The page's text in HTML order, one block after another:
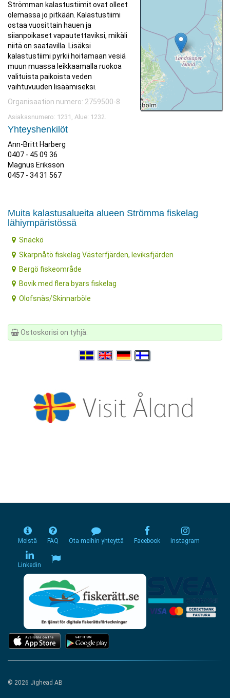
Strömman kalastustiimit ovat olleet
olemassa jo pitkään. Kalastustiimi
ostaa vuosittain hauen ja
siianpoikaset vapautettaviksi, mikäli
niitä on saatavilla. Lisäksi
kalastustiimi pyrkii hoitamaan vesiä
muun muassa leikkaamalla ruokoa
valituista paikoista veden
vaihtuvuuden lisäämiseksi.
Organisaation numero: 2759500-8
Asiakasnumero: 1231, Alue: 1232.
Yhteyshenkilöt
Ann-Britt Harberg
0407 - 45 09 36
Magnus Eriksson
0457 - 34 31 567
Muita kalastusalueita alueen Strömma fiskelag
lähiympäristössä
Snäckö
Skarpnåtö fiskelag Västerfjärden, leviksfjärden
Bergö fiskeområde
Bovik med flera byars fiskelag
Olofsnäs/Skinnarböle
Ostoskorisi on tyhjä.
Meistä FAQ Ota meihin yhteyttä Facebook Instagram
Linkedin
© 2026 Jighead AB